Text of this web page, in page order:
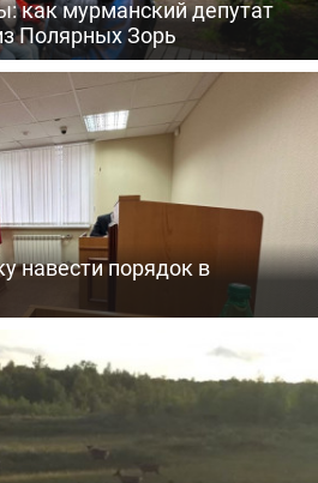
как мурманский депутат
Полярных Зорь
навести порядок в